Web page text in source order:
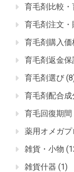
育毛剤比較
育毛剤注文
育毛剤購入価
育毛剤返金保
育毛剤選び
育毛剤配合成
育毛回復期間
薬用オメガプ
雑貨・小物
雑貨什器 (1)